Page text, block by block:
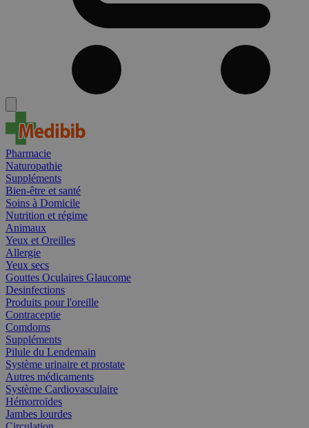
Pharmacie
Naturopathie
Suppléments
Bien-être et santé
Soins à Domicile
Nutrition et régime
Animaux
Yeux et Oreilles
Allergie
Yeux secs
Gouttes Oculaires Glaucome
Desinfections
Produits pour l'oreille
Contraceptie
Comdoms
Suppléments
Pilule du Lendemain
Système urinaire et prostate
Autres médicaments
Système Cardiovasculaire
Hémorroïdes
Jambes lourdes